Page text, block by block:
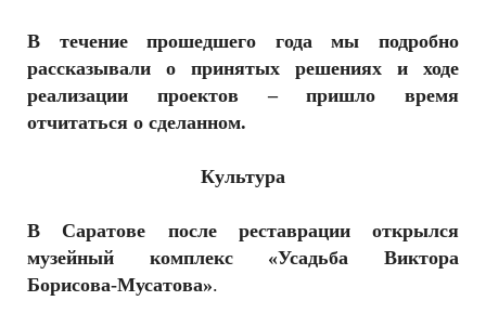
В течение прошедшего года мы подробно
рассказывали о принятых решениях и ходе
реализации проектов – пришло время
отчитаться о сделанном.
Культура
В Саратове
после реставрации открылся
музейный комплекс «Усадьба Виктора
Борисова-Мусатова».